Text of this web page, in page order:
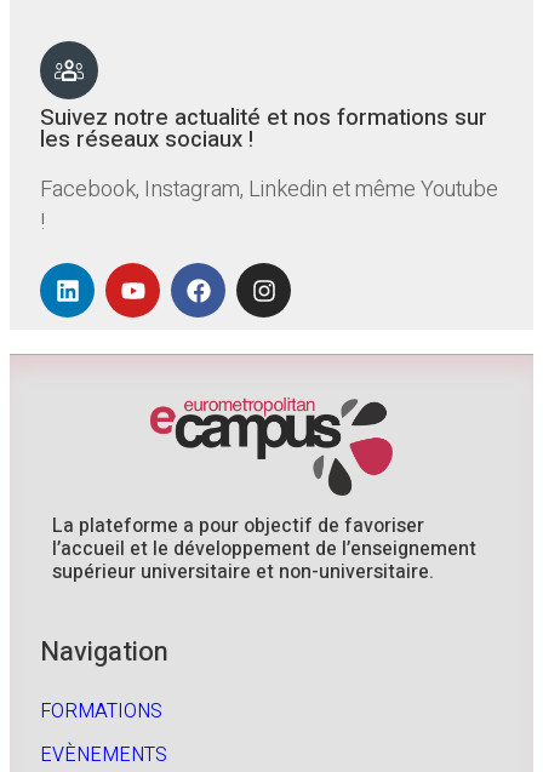
Suivez notre actualité et nos formations sur
les réseaux sociaux !
Facebook, Instagram, Linkedin et même Youtube
!
La plateforme a pour objectif de favoriser
l’accueil et le développement de l’enseignement
supérieur universitaire et non-universitaire.
Navigation
FORMATIONS
EVÈNEMENTS